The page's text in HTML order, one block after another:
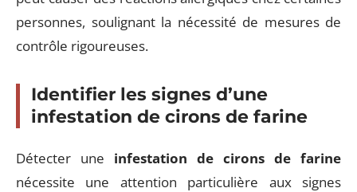
personnes, soulignant la nécessité de mesures de
contrôle rigoureuses.
Identifier les signes d’une
infestation de cirons de farine
Détecter une infestation de cirons de farine
nécessite une attention particulière aux signes